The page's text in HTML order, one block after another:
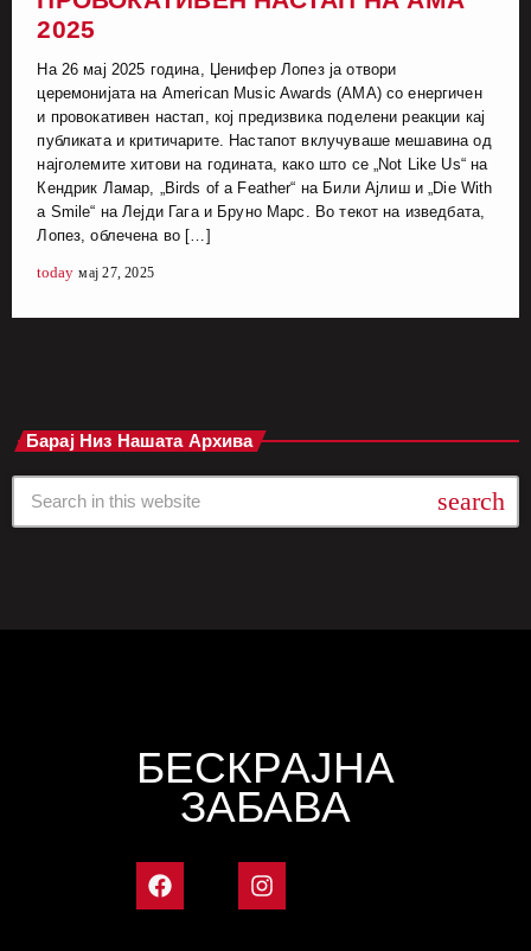
2025
На 26 мај 2025 година, Џенифер Лопез ја отвори
церемонијата на American Music Awards (AMA) со енергичен
и провокативен настап, кој предизвика поделени реакции кај
публиката и критичарите. Настапот вклучуваше мешавина од
најголемите хитови на годината, како што се „Not Like Us“ на
Кендрик Ламар, „Birds of a Feather“ на Били Ајлиш и „Die With
a Smile“ на Лејди Гага и Бруно Марс. Во текот на изведбата,
Лопез, облечена во […]
today мај 27, 2025
Барај Низ Нашата Архива
search
БЕСКРАЈНА
ЗАБАВА